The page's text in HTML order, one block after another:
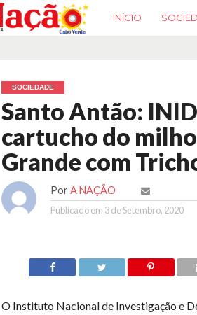
INÍCIO
SOCIEDADE
Santo Antão:
cartucho do
Grande com
Por A NAÇÃO
Publicado em 3 de Setembro, 2020
O Instituto Nacional de Investigação e